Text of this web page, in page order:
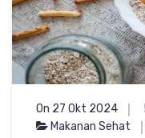
On 27 Okt 2024
Makanan Sehat